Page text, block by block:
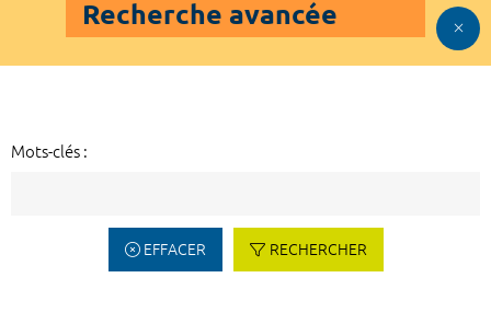
Recherche avancée
Mots-clés :
EFFACER RECHERCHER